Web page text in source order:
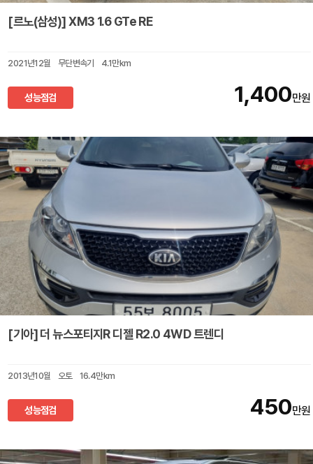
[르노(삼성)] XM3 1.6 GTe RE
2021년12월 무단변속기 4.1만km
성능점검 1,400만원
[기아] 더 뉴스포티지R 디젤 R2.0 4WD 트렌디
2013년10월 오토 16.4만km
성능점검 450만원